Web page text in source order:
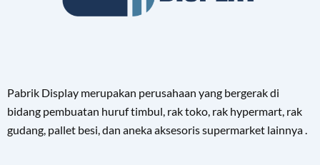
Pabrik Display merupakan perusahaan yang bergerak di
bidang pembuatan huruf timbul, rak toko, rak hypermart, rak
gudang, pallet besi, dan aneka aksesoris supermarket lainnya .